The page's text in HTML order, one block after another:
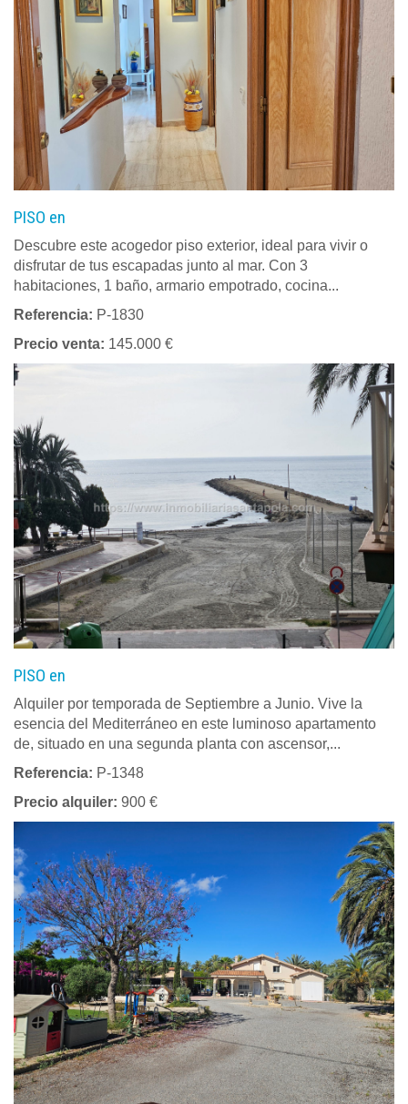
PISO en
Descubre este acogedor piso exterior, ideal para vivir o
disfrutar de tus escapadas junto al mar. Con 3
habitaciones, 1 baño, armario empotrado, cocina...
Referencia: P-1830
Precio venta: 145.000 €
PISO en
Alquiler por temporada de Septiembre a Junio. Vive la
esencia del Mediterráneo en este luminoso apartamento
de, situado en una segunda planta con ascensor,...
Referencia: P-1348
Precio alquiler: 900 €